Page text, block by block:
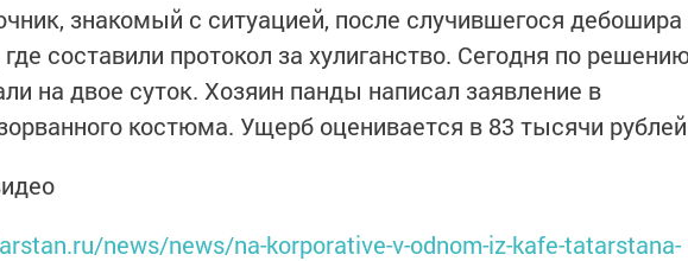
знакомый с ситуацией, после случившегося дебошира
составили протокол за хулиганство. Сегодня по
на двое суток. Хозяин панды написал заявление в
костюма. Ущерб оценивается в 83 тысячи
news/news/na-korporative-v-odnom-iz-kafe-tatarstana-